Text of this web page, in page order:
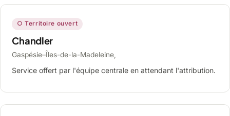
○ Territoire ouvert
Chandler
Gaspésie–Îles-de-la-Madeleine,
Service offert par l'équipe centrale en attendant l'attribution.